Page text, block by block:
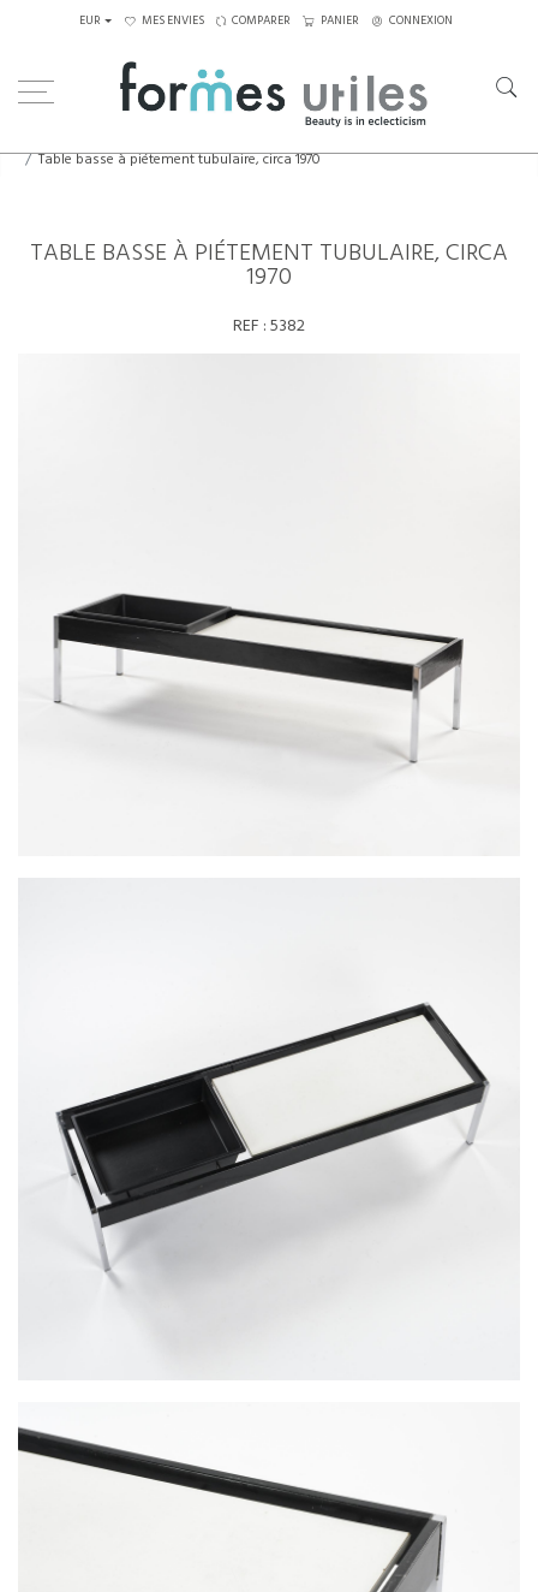
EUR MES ENVIES COMPARER PANIER CONNEXION
Table basse à piétement tubulaire, circa 1970
TABLE BASSE À PIÉTEMENT TUBULAIRE, CIRCA
1970
REF :5382